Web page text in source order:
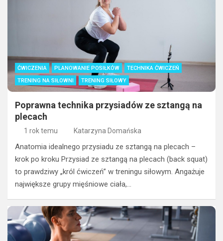
ĆWICZENIA PLANOWANIE POSIŁKÓW
TECHNIKA ĆWICZEŃ
TRENING NA SIŁOWNI
TRENING SIŁOWY
Poprawna technika przysiadów ze sztangą na
plecach
1 rok temu Katarzyna Domańska
Anatomia idealnego przysiadu ze sztangą na plecach –
krok po kroku Przysiad ze sztangą na plecach (back squat)
to prawdziwy „król ćwiczeń” w treningu siłowym. Angażuje
największe grupy mięśniowe ciała,…